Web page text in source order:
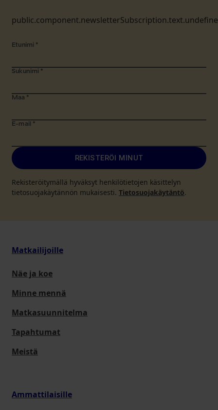
Etunimi *
Sukunimi *
Maa *
E-mail *
REKISTERÖI MINUT
Rekisteröitymällä hyväksyt henkilötietojen käsittelyn
tietosuojakäytännön mukaisesti. Tietosuojakäytäntö.
Matkailijoille
Näe ja koe
Minne mennä
Matkasuunnitelma
Tapahtumat
Meistä
Ammattilaisille